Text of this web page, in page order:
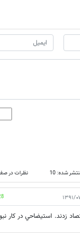
شده: 10 نظرات در صف
زدند. استيضاحي در كار